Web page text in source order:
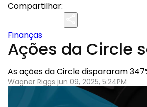
Compartilhar:
Finanças
Ações da Circle
As ações da Circle dispararam
Wagner Riggs jun 09, 2025, 5:24PM